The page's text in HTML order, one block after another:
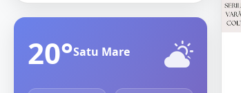
20°Satu Mare